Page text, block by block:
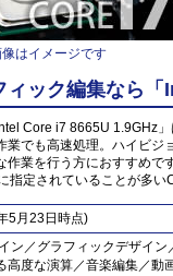
はイメージです
ック編集なら「
Core i7 8665U 1.9GHz
業でも高速処理。ハイビジ
作業を行う方におすすめで
指定されていることが多い
5月23日時点)
ン／グラフィックデザイ
高度な演算／音楽編集／動